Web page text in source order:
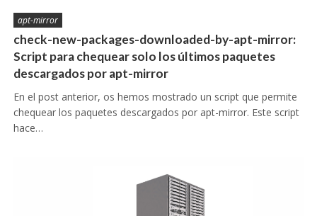
apt-mirror
check-new-packages-downloaded-by-apt-mirror:
Script para chequear solo los últimos paquetes
descargados por apt-mirror
En el post anterior, os hemos mostrado un script que permite
chequear los paquetes descargados por apt-mirror. Este script
hace…